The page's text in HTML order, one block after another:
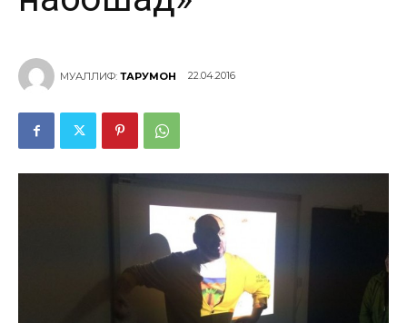
МУАЛЛИФ: ТАРҶУМОН 22.04.2016